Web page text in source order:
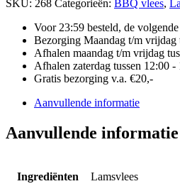
ZEELAND
aantal
SKU: 268 Categorieën: BBQ vlees,
Voor 23:59 besteld, de
Bezorging Maandag t/m vrijdag
Afhalen maandag t/m vrijdag
Afhalen zaterdag tussen 12:00 -
Gratis bezorging v.a. €20,-
Aanvullende informatie
Aanvullende informatie
Ingrediënten Lamsvlees